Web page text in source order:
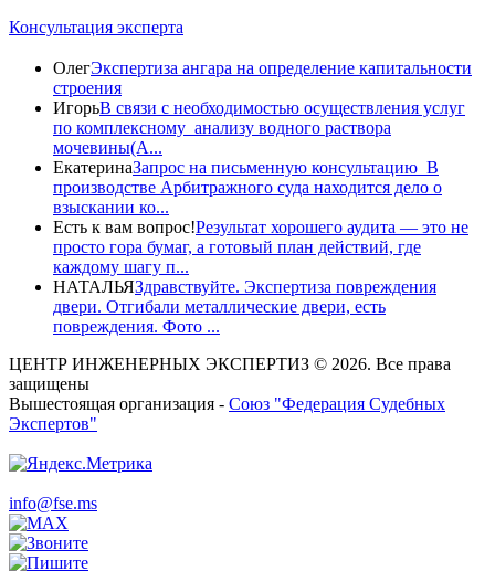
Консультация эксперта
ОлегЭкспертиза ангара на определение капитальности
строения
ИгорьВ связи с необходимостью осуществления услуг
по комплексному анализу водного раствора
мочевины(A...
ЕкатеринаЗапрос на письменную консультацию В
производстве Арбитражного суда находится дело о
взыскании ко...
Есть к вам вопрос!Результат хорошего аудита — это не
просто гора бумаг, а готовый план действий, где
каждому шагу п...
НАТАЛЬЯЗдравствуйте. Экспертиза повреждения
двери. Отгибали металлические двери, есть
повреждения. Фото ...
ЦЕНТР ИНЖЕНЕРНЫХ ЭКСПЕРТИЗ © 2026. Все права
защищены
Вышестоящая организация - Союз "Федерация Судебных
Экспертов"
info@fse.ms